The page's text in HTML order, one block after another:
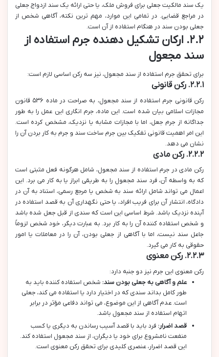
یک سند مالکیت جعلی برای فروش ملک، یا حتی ارائه یک سند ازدواج جعلی
در مراجع قضایی. در تمامی این موارد، مهم ترین نکته، آگاهی شخص از
جعلی بودن سند در هنگام استفاده از آن است.
۲.۲. ارکان تشکیل دهنده جرم استفاده از
سند مجعول
برای تحقق جرم استفاده از سند مجعول، نیز سه رکن اساسی لازم است:
۲.۲.۱. رکن قانونی
رکن قانونی جرم استفاده از سند مجعول، به صراحت در ماده ۵۳۶ قانون
مجازات اسلامی بیان شده است. این ماده، جرم انگاری این عمل را به طور
جداگانه از جرم جعل، اما با مجازات مشابه یا نزدیک، مشخص کرده است.
این امر اهمیت قانونی تفکیک بین جرم ساخت سند و جرم به کار بردن آن را
نشان می دهد.
۲.۲.۲. رکن مادی
رکن مادی در جرم استفاده از سند مجعول، شامل هرگونه فعل مثبتی است
که به واسطه آن، فرد سند مجعول را به طریقی ابراز یا به کار می برد. این
اعمال می تواند شامل ارائه سند به شخص یا مرجع رسمی، استناد به آن در
دادگاه، انتشار آن برای فریب افراد، یا حتی نگهداری آن به قصد استفاده در
آینده نزدیک باشد. شرط اساسی این است که سندی از قبل جعل شده باشد
و شخص استفاده کننده آن را به کار برد. به عبارت دیگر، خود شخص لزوماً
جاعل سند نیست، اما با آگاهی از جعلی بودن، آن را در معاملات یا امور
حقوقی به کار می گیرد.
۲.۲.۳. رکن معنوی
رکن معنوی این جرم نیز دو جنبه دارد:
علم و آگاهی به جعلی بودن سند: شخص استفاده کننده باید به
طور کامل بداند سندی که در اختیار دارد یا استفاده می کند، جعلی
است. عدم آگاهی از این موضوع، می تواند دفاعی مؤثر در برابر
اتهام استفاده از سند مجعول باشد.
قصد اضرار: فرد باید با قصد آسیب رساندن به دیگری یا کسب
منفعت نامشروع برای خود یا دیگران، از سند مجعول استفاده کند.
این قصد اضرار، عنصری کلیدی برای تحقق رکن معنوی است.